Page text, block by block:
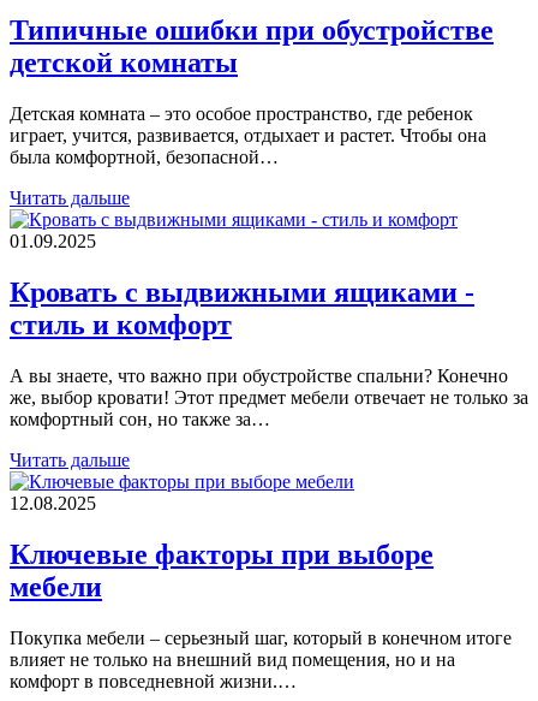
Типичные ошибки при обустройстве
детской комнаты
Детская комната – это особое пространство, где ребенок
играет, учится, развивается, отдыхает и растет. Чтобы она
была комфортной, безопасной…
Читать дальше
01.09.2025
Кровать с выдвижными ящиками -
стиль и комфорт
А вы знаете, что важно при обустройстве спальни? Конечно
же, выбор кровати! Этот предмет мебели отвечает не только за
комфортный сон, но также за…
Читать дальше
12.08.2025
Ключевые факторы при выборе
мебели
Покупка мебели – серьезный шаг, который в конечном итоге
влияет не только на внешний вид помещения, но и на
комфорт в повседневной жизни.…